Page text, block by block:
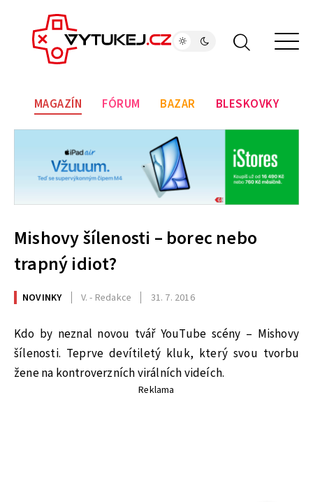
MAGAZÍN FÓRUM BAZAR BLESKOVKY
Mishovy šílenosti – borec nebo
trapný idiot?
NOVINKY V. - Redakce 31. 7. 2016
Kdo by neznal novou tvář YouTube scény – Mishovy
šílenosti. Teprve devítiletý kluk, který svou tvorbu
žene na kontroverzních virálních videích.
Reklama